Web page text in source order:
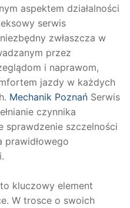
aspektem działalności
serwis
zwłaszcza w
przez
i naprawom,
jazdy w każdych
Mechanik Poznań Serwis
czynnika
sprawdzenie szczelności
prawidłowego
kluczowy element
W trosce o swoich